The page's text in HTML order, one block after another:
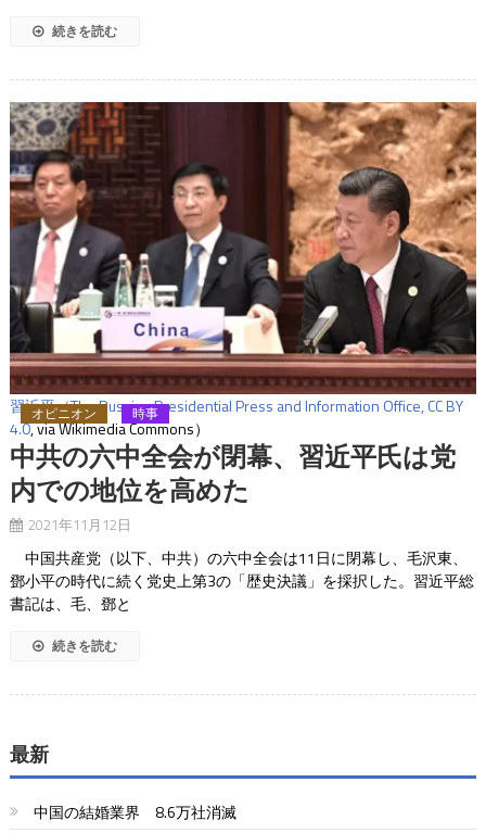
続きを読む
習近平（The Russian Presidential Press and Information Office,CC BY
4.0, via Wikimedia Commons）
オピニオン 時事
中共の六中全会が閉幕、習近平氏は党
内での地位を高めた
2021年11月12日
中国共産党（以下、中共）の六中全会は11日に閉幕し、毛沢東、
鄧小平の時代に続く党史上第3の「歴史決議」を採択した。習近平総
書記は、毛、鄧と
続きを読む
最新
中国の結婚業界 8.6万社消滅